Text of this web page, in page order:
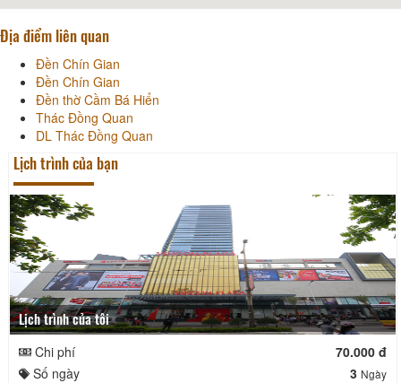
Địa điểm liên quan
Đền Chín Gian
Đền Chín Gian
Đền thờ Cầm Bá Hiển
Thác Đồng Quan
DL Thác Đồng Quan
Lịch trình của bạn
Lịch trình của tôi
Chi phí
70.000 đ
Số ngày
3 Ngày